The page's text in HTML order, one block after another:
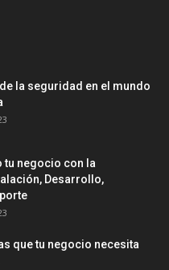
la seguridad en el mundo
negocio con la
Desarrollo,
que tu negocio necesita